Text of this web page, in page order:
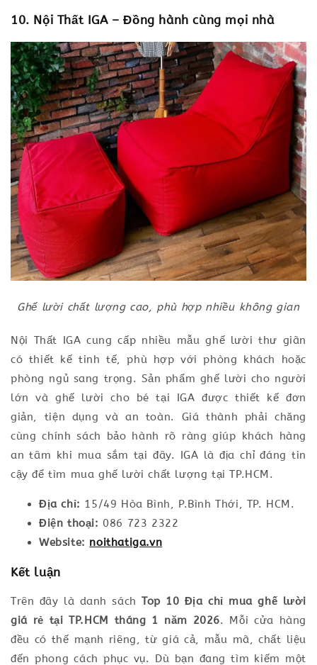
10. Nội Thất IGA – Đồng hành cùng mọi nhà
Ghế lười chất lượng cao, phù hợp nhiều không gian
Nội Thất IGA cung cấp nhiều mẫu ghế lười thư giãn
có thiết kế tinh tế, phù hợp với phòng khách hoặc
phòng ngủ sang trọng. Sản phẩm ghế lười cho người
lớn và ghế lười cho bé tại IGA được thiết kế đơn
giản, tiện dụng và an toàn. Giá thành phải chăng
cùng chính sách bảo hành rõ ràng giúp khách hàng
an tâm khi mua sắm tại đây. IGA là địa chỉ đáng tin
cậy để tìm mua ghế lười chất lượng tại TP.HCM.
Địa chỉ: 15/49 Hòa Bình, P.Bình Thới, TP. HCM.
Điện thoại: 086 723 2322
Website: noithatiga.vn
Kết luận
Trên đây là danh sáchTop 10 Địa chỉ mua ghế lười
giá rẻ tại TP.HCM tháng 1 năm 2026. Mỗi cửa hàng
đều có thế mạnh riêng, từ giá cả, mẫu mã, chất liệu
đến phong cách phục vụ. Dù bạn đang tìm kiếm một